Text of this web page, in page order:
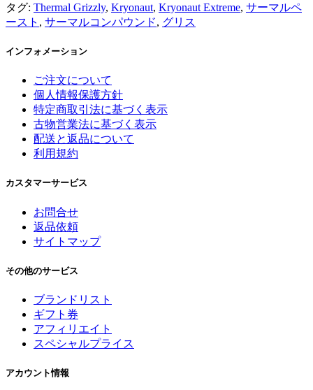
タグ: Thermal Grizzly, Kryonaut, Kryonaut Extreme, サーマルペ
ースト , サーマルコンパウンド, グリス
インフォメーション
ご注文について
個人情報保護方針
特定商取引法に基づく表示
古物営業法に基づく表示
配送と返品について
利用規約
カスタマーサービス
お問合せ
返品依頼
サイトマップ
その他のサービス
ブランドリスト
ギフト券
アフィリエイト
スペシャルプライス
アカウント情報